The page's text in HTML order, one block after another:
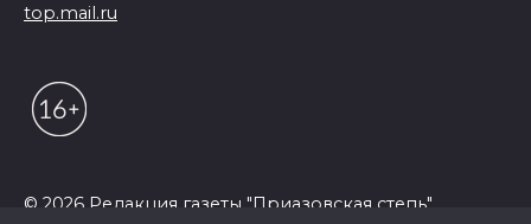
top.mail.ru
© 2026 Редакция газеты "Приазовская степь"